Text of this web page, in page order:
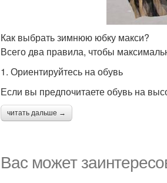
Как выбрать зимнюю юбку макси?
Всего два правила, чтобы
1. Ориентируйтесь на обувь
Если вы предпочитаете обувь на
читать дальше →
Вас может